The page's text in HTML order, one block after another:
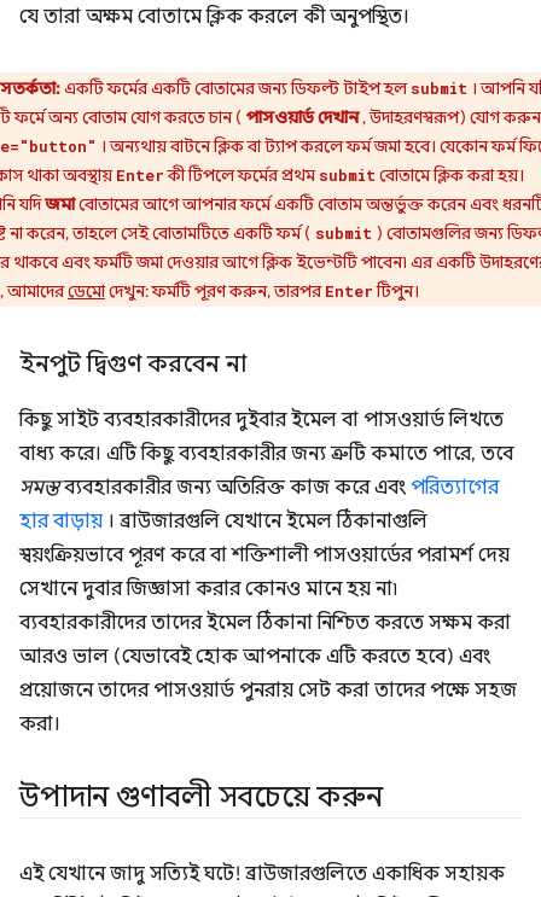
যে তারা অক্ষম বোতামে ক্লিক করলে কী অনুপস্থিত।
সতর্কতা:একটি ফর্মের একটি বোতামের জন্য ডিফল্ট টাইপ হলsubmit । আপনি
ফর্মে অন্য বোতাম যোগ করতে চান ( পাসওয়ার্ড দেখান, উদাহরণস্বরূপ) যোগ করুন
। অন্যথায় বাটনে ক্লিক বা ট্যাপ করলে ফর্ম জমা হবে। যেকোন ফর্ম
থাকা অবস্থায়Enterকী টিপলে ফর্মের প্রথমsubmitবোতামে ক্লিক করা হয়।
যদিজমাবোতামের আগে আপনার ফর্মে একটি বোতাম অন্তর্ভুক্ত করেন এবং
না করেন, তাহলে সেই বোতামটিতে একটি ফর্ম ( submit ) বোতামগুলির জন্য
থাকবে এবং ফর্মটি জমা দেওয়ার আগে ক্লিক ইভেন্টটি পাবেন৷ এর একটি
আমাদেরডেমোদেখুন: ফর্মটি পূরণ করুন, তারপরEnterটিপুন।
ইনপুট দ্বিগুণ করবেন না
কিছু সাইট ব্যবহারকারীদের দুইবার ইমেল বা পাসওয়ার্ড লিখতে
বাধ্য করে। এটি কিছু ব্যবহারকারীর জন্য ত্রুটি কমাতে পারে, তবে
সমস্তব্যবহারকারীর জন্য অতিরিক্ত কাজ করে এবং পরিত্যাগের
হার বাড়ায় । ব্রাউজারগুলি যেখানে ইমেল ঠিকানাগুলি
স্বয়ংক্রিয়ভাবে পূরণ করে বা শক্তিশালী পাসওয়ার্ডের পরামর্শ দেয়
সেখানে দুবার জিজ্ঞাসা করার কোনও মানে হয় না৷
ব্যবহারকারীদের তাদের ইমেল ঠিকানা নিশ্চিত করতে সক্ষম করা
আরও ভাল (যেভাবেই হোক আপনাকে এটি করতে হবে) এবং
প্রয়োজনে তাদের পাসওয়ার্ড পুনরায় সেট করা তাদের পক্ষে সহজ
করা।
উপাদান গুণাবলী সবচেয়ে করুন
এই যেখানে জাদু সত্যিই ঘটে! ব্রাউজারগুলিতে একাধিক সহায়ক